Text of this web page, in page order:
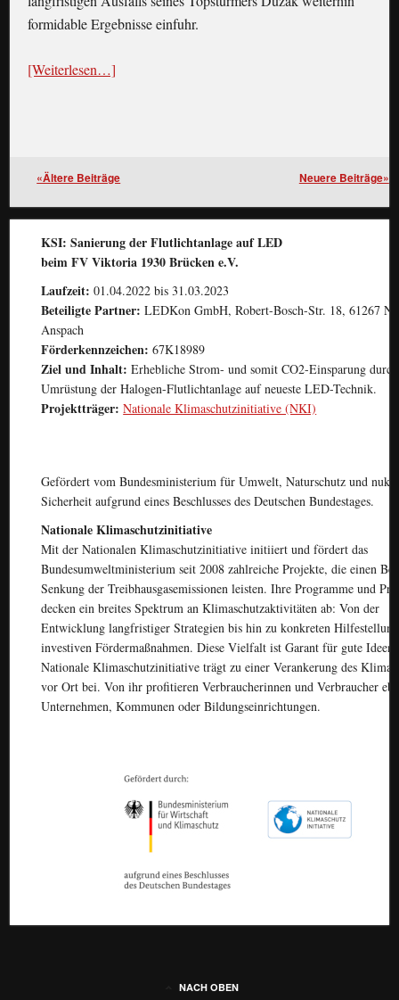
formidable Ergebnisse einfuhr.
[Weiterlesen…]
«Ältere Beiträge Neuere Beiträge»
KSI: Sanierung der Flutlichtanlage auf LED
beim FV Viktoria 1930 Brücken e.V.
Laufzeit: 01.04.2022 bis 31.03.2023
Beteiligte Partner: LEDKon GmbH, Robert-Bosch-Str. 18, 61267
Anspach
Förderkennzeichen: 67K18989
Ziel und Inhalt: Erhebliche Strom- und somit CO2-Einsparung durch
Umrüstung der Halogen-Flutlichtanlage auf neueste LED-Technik.
Projektträger: Nationale Klimaschutzinitiative (NKI)
Gefördert vom Bundesministerium für Umwelt, Naturschutz und
Sicherheit aufgrund eines Beschlusses des Deutschen Bundestages.
Nationale Klimaschutzinitiative
Mit der Nationalen Klimaschutzinitiative initiiert und fördert das
Bundesumweltministerium seit 2008 zahlreiche Projekte, die einen
Senkung der Treibhausgasemissionen leisten. Ihre Programme und
decken ein breites Spektrum an Klimaschutzaktivitäten ab: Von der
Entwicklung langfristiger Strategien bis hin zu konkreten
investiven Fördermaßnahmen. Diese Vielfalt ist Garant für gute
Nationale Klimaschutzinitiative trägt zu einer Verankerung des Klima
vor Ort bei. Von ihr profitieren Verbraucherinnen und Verbraucher
Unternehmen, Kommunen oder Bildungseinrichtungen.
NACH OBEN